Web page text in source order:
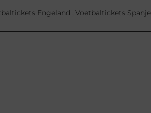
Engeland , Voetbaltickets Spanje